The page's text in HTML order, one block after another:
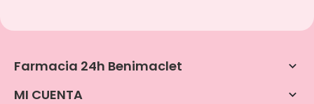
Farmacia 24h Benimaclet 
MI CUENTA 